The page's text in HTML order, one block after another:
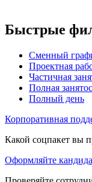
Быстрые
Сменный
Проектная
Частичная
Полная
Полный день
Корпоративная
Какой соцпакет вы
Оформляйте